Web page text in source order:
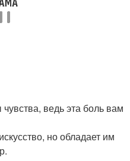
ведь эта боль вам
но обладает им